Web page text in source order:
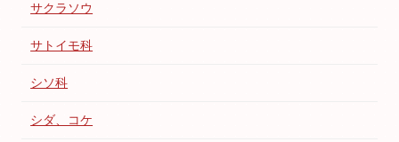
サクラソウ
サトイモ科
シソ科
シダ、コケ